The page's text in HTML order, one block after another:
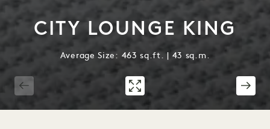
CITY LOUNGE KING
Average Size: 463 sq.ft. | 43 sq.m.